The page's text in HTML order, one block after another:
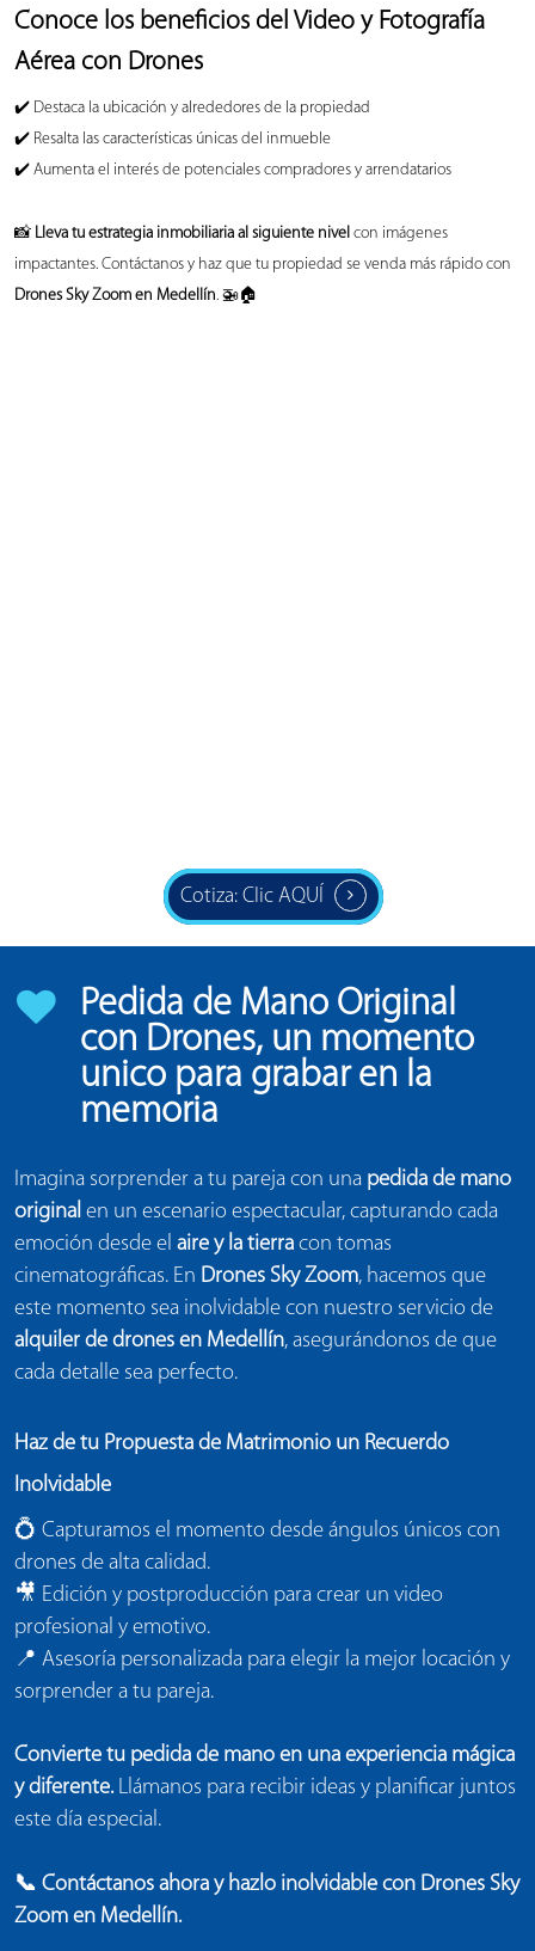
Conoce los beneficios del Video y Fotografía
Aérea con Drones
✔️ Destaca la ubicación y alrededores de la propiedad
✔️ Resalta las características únicas del inmueble
✔️ Aumenta el interés de potenciales compradores y arrendatarios
📸 Lleva tu estrategia inmobiliaria al siguiente nivel con imágenes
impactantes. Contáctanos y haz que tu propiedad se venda más rápido con
Drones Sky Zoom en Medellín. 🚁🏠
Cotiza: Clic AQUÍ
Pedida de Mano Original
con Drones, un momento
unico para grabar en la
memoria
Imagina sorprender a tu pareja con una pedida de mano
original en un escenario espectacular, capturando cada
emoción desde elaire y la tierra con tomas
cinematográficas. En Drones Sky Zoom, hacemos que
este momento sea inolvidable con nuestro servicio de
alquiler de drones en Medellín, asegurándonos de que
cada detalle sea perfecto.
Haz de tu Propuesta de Matrimonio un Recuerdo
Inolvidable
💍 Capturamos el momento desde ángulos únicos con
drones de alta calidad.
🎥 Edición y postproducción para crear un video
profesional y emotivo.
📍 Asesoría personalizada para elegir la mejor locación y
sorprender a tu pareja.
Convierte tu pedida de mano en una experiencia mágica
y diferente.Llámanos para recibir ideas y planificar juntos
este día especial.
📞 Contáctanos ahora y hazlo inolvidable con Drones Sky
Zoom en Medellín.